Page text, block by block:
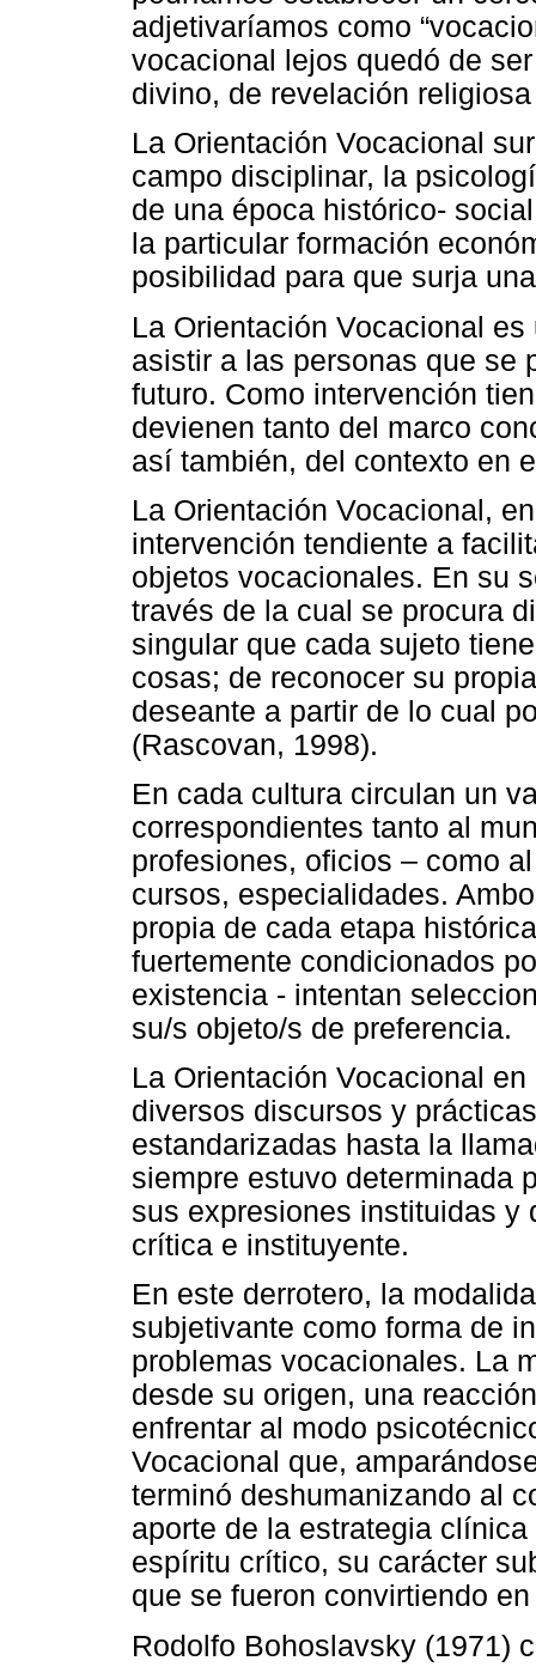
adjetivaríamos como
vocacional lejos quedó de
divino, de revelación
La Orientación Vocacional
campo disciplinar, la
de una época histórico-
la particular formación
posibilidad para que surja
La Orientación Vocacional es
asistir a las personas que se
futuro. Como intervención
devienen tanto del marco
así también, del contexto en
La Orientación Vocacional,
intervención tendiente a
objetos vocacionales. En su
través de la cual se procura
singular que cada sujeto
cosas; de reconocer su
deseante a partir de lo cual
(Rascovan, 1998).
En cada cultura circulan un
correspondientes tanto al
profesiones, oficios – como
cursos, especialidades.
propia de cada etapa
fuertemente condicionados
existencia - intentan
su/s objeto/s de preferencia.
La Orientación Vocacional
diversos discursos y
estandarizadas hasta la
siempre estuvo determinada
sus expresiones instituidas y
crítica e instituyente.
En este derrotero, la
subjetivante como forma de
problemas vocacionales. La
desde su origen, una
enfrentar al modo
Vocacional que,
terminó deshumanizando al
aporte de la estrategia
espíritu crítico, su carácter
que se fueron convirtiendo
Rodolfo Bohoslavsky (1971)